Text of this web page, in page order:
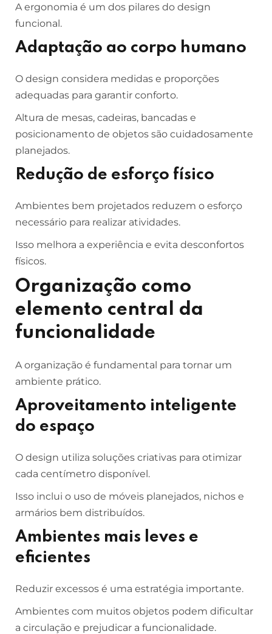
A ergonomia é um dos pilares do design
funcional.
Adaptação ao corpo humano
O design considera medidas e proporções
adequadas para garantir conforto.
Altura de mesas, cadeiras, bancadas e
posicionamento de objetos são cuidadosamente
planejados.
Redução de esforço físico
Ambientes bem projetados reduzem o esforço
necessário para realizar atividades.
Isso melhora a experiência e evita desconfortos
físicos.
Organização como
elemento central da
funcionalidade
A organização é fundamental para tornar um
ambiente prático.
Aproveitamento inteligente
do espaço
O design utiliza soluções criativas para otimizar
cada centímetro disponível.
Isso inclui o uso de móveis planejados, nichos e
armários bem distribuídos.
Ambientes mais leves e
eficientes
Reduzir excessos é uma estratégia importante.
Ambientes com muitos objetos podem dificultar
a circulação e prejudicar a funcionalidade.